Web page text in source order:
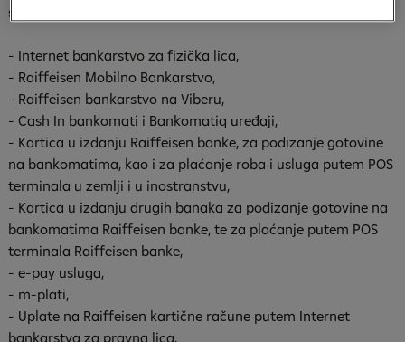
sljedećih usluga Raiffeisen banke:
- Internet bankarstvo za fizička lica,
- Raiffeisen Mobilno Bankarstvo,
- Raiffeisen bankarstvo na Viberu,
- Cash In bankomati i Bankomatiq uređaji,
- Kartica u izdanju Raiffeisen banke, za podizanje gotovine
na bankomatima, kao i za plaćanje roba i usluga putem POS
terminala u zemlji i u inostranstvu,
- Kartica u izdanju drugih banaka za podizanje gotovine na
bankomatima Raiffeisen banke, te za plaćanje putem POS
terminala Raiffeisen banke,
- e-pay usluga,
- m-plati,
- Uplate na Raiffeisen kartične račune putem Internet
bankarstva za pravna lica,